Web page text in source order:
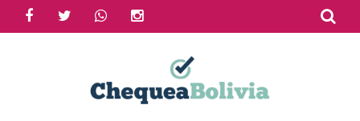
facebooktwitter whatsapp